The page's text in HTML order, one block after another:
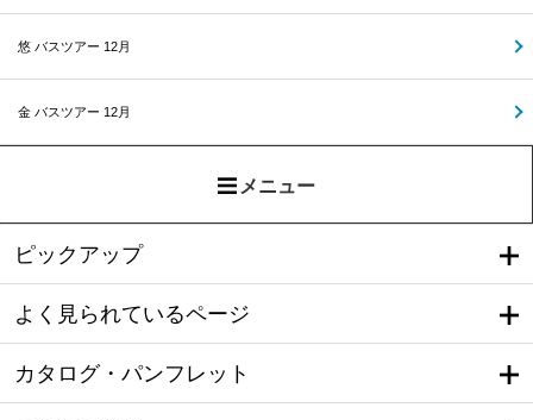
悠 バスツアー 12月
金 バスツアー 12月
メニュー
ピックアップ
よく見られているページ
カタログ・パンフレット